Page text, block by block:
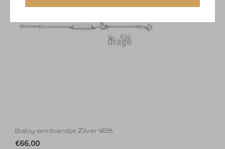
Baby-armbandje Zilver 4695
€66,00